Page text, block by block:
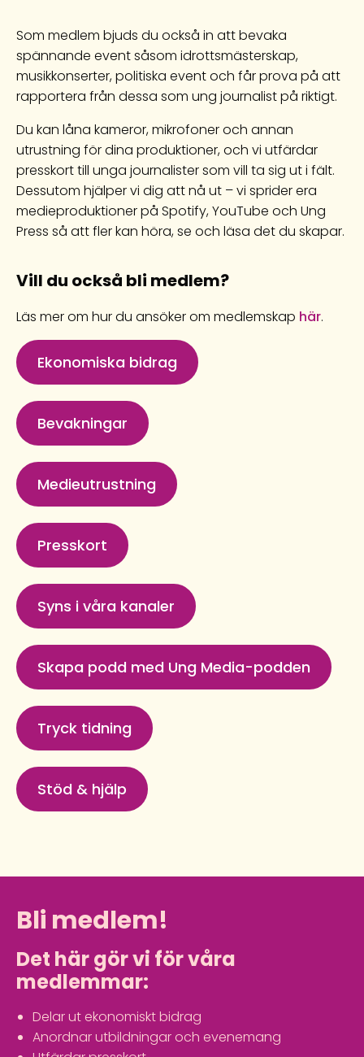
Som medlem bjuds du också in att bevaka
spännande event såsom idrottsmästerskap,
musikkonserter, politiska event och får prova på att
rapportera från dessa som ung journalist på riktigt.
Du kan låna kameror, mikrofoner och annan
utrustning för dina produktioner, och vi utfärdar
presskort till unga journalister som vill ta sig ut i fält.
Dessutom hjälper vi dig att nå ut – vi sprider era
medieproduktioner på Spotify, YouTube och Ung
Press så att fler kan höra, se och läsa det du skapar.
Vill du också bli medlem?
Läs mer om hur du ansöker om medlemskap här.
Ekonomiska bidrag
Bevakningar
Medieutrustning
Presskort
Syns i våra kanaler
Skapa podd med Ung Media-podden
Tryck tidning
Stöd & hjälp
Bli medlem!
Det här gör vi för våra
medlemmar:
Delar ut ekonomiskt bidrag
Anordnar utbildningar och evenemang